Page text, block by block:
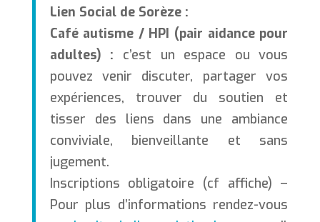
Lien Social de Sorèze :
Café autisme / HPI (pair aidance pour
adultes) : c’est un espace ou vous
pouvez venir discuter, partager vos
expériences, trouver du soutien et
tisser des liens dans une ambiance
conviviale, bienveillante et sans
jugement.
Inscriptions obligatoire (cf affiche) –
Pour plus d’informations rendez-vous